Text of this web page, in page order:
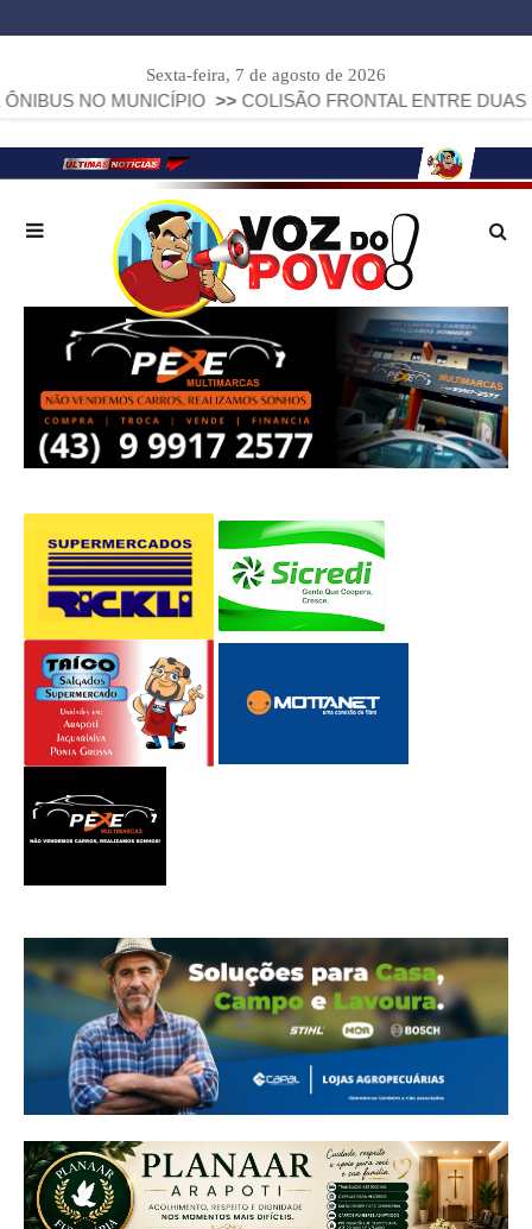
Sexta-feira, 7 de agosto de 2026
>> COLISÃO FRONTAL ENTRE DUAS FIAT